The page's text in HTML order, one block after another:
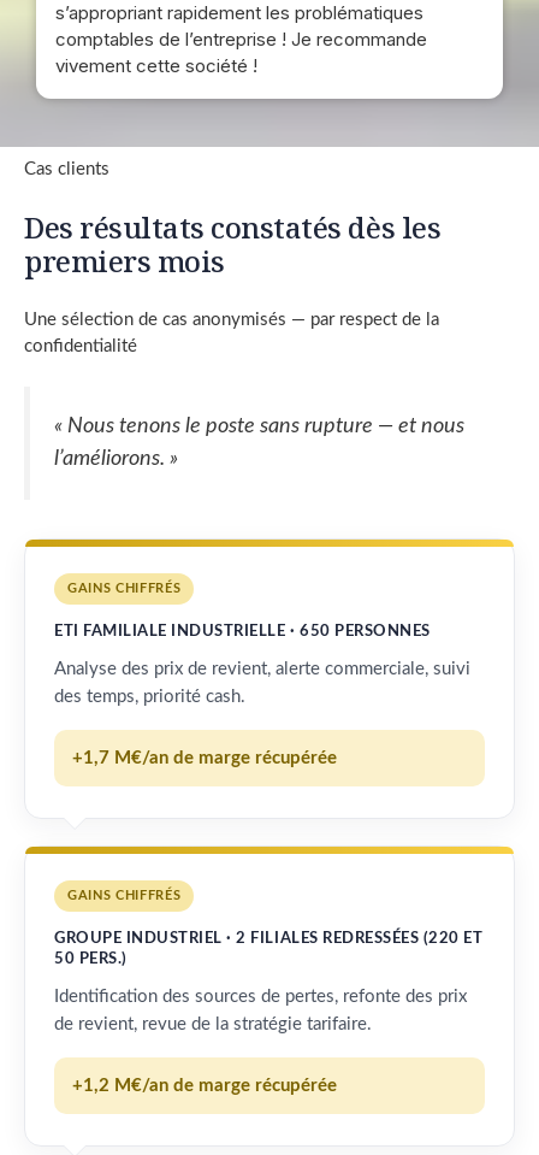
s’appropriant rapidement les problématiques
comptables de l’entreprise ! Je recommande
vivement cette société !
Cas clients
Des résultats constatés dès les
premiers mois
Une sélection de cas anonymisés — par respect de la
confidentialité
« Nous tenons le poste sans rupture — et nous
l’améliorons. »
GAINS CHIFFRÉS
ETI FAMILIALE INDUSTRIELLE · 650 PERSONNES
Analyse des prix de revient, alerte commerciale, suivi
des temps, priorité cash.
+1,7 M€/an de marge récupérée
GAINS CHIFFRÉS
GROUPE INDUSTRIEL · 2 FILIALES REDRESSÉES (220 ET
50 PERS.)
Identification des sources de pertes, refonte des prix
de revient, revue de la stratégie tarifaire.
+1,2 M€/an de marge récupérée